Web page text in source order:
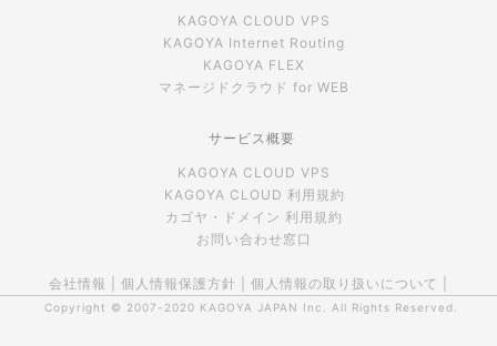
KAGOYA CLOUD VPS
KAGOYA Internet Routing
KAGOYA FLEX
マネージドクラウド for WEB
サービス概要
KAGOYA CLOUD VPS
KAGOYA CLOUD 利用規約
カゴヤ・ドメイン 利用規約
お問い合わせ窓口
会社情報 個人情報保護方針 個人情報の取り扱いについて
Copyright © 2007-2020 KAGOYA JAPAN Inc. All Rights Reserved.